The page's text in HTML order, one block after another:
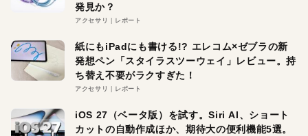
発見か？
アクセサリ レポート
紙にもiPadにも書ける!? エレコム×ゼブラの新
発想ペン「スタイラスツーウェイ」レビュー。持
ち替え不要がラクすぎた！
アクセサリ レポート
iOS 27（ベータ版）を試す。Siri AI、ショート
カットの自動作成ほか、期待大の便利機能5選。